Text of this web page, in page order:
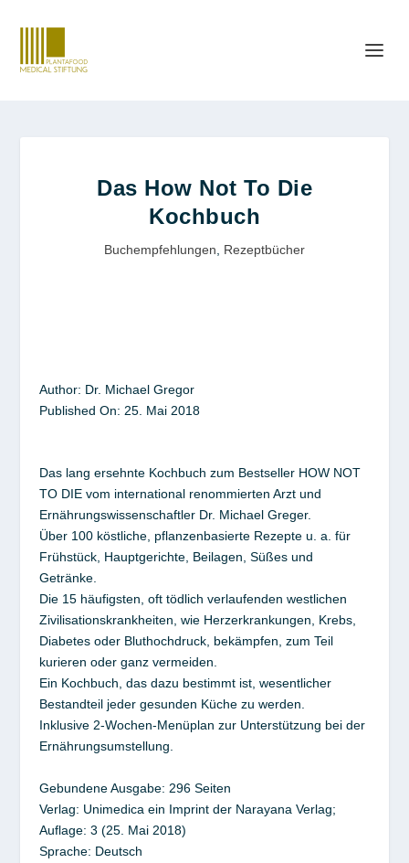
Das How Not To Die
Kochbuch
Buchempfehlungen Rezeptbücher
Author: Dr. Michael Gregor
Published On: 25. Mai 2018
Das lang ersehnte Kochbuch zum Bestseller HOW NOT
TO DIE vom international renommierten Arzt und
Ernährungswissenschaftler Dr. Michael Greger.
Über 100 köstliche, pflanzenbasierte Rezepte u. a. für
Frühstück, Hauptgerichte, Beilagen, Süßes und
Getränke.
Die 15 häufigsten, oft tödlich verlaufenden westlichen
Zivilisationskrankheiten, wie Herzerkrankungen, Krebs,
Diabetes oder Bluthochdruck, bekämpfen, zum Teil
kurieren oder ganz vermeiden.
Ein Kochbuch, das dazu bestimmt ist, wesentlicher
Bestandteil jeder gesunden Küche zu werden.
Inklusive 2-Wochen-Menüplan zur Unterstützung bei der
Ernährungsumstellung.
Gebundene Ausgabe: 296 Seiten
Verlag: Unimedica ein Imprint der Narayana Verlag;
Auflage: 3 (25. Mai 2018)
Sprache: Deutsch